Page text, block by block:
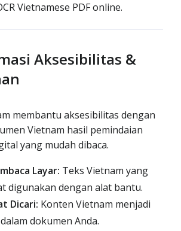
Vietnamese PDF online.
Aksesibilitas &
membantu aksesibilitas dengan
Vietnam hasil pemindaian
yang mudah dibaca.
Layar: Teks Vietnam yang
digunakan dengan alat bantu.
Dicari: Konten Vietnam menjadi
dokumen Anda.